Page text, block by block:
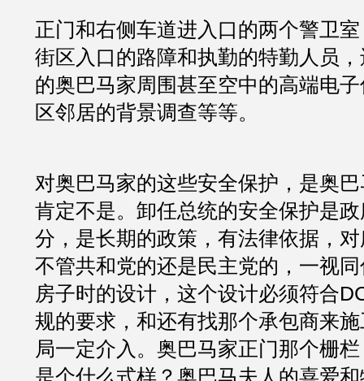
正门和右侧车道进入口的两个警卫
街区入口的路障和执勤的特勤人员
的奥巴马家周围甚至空中的高端电
区邻居的背景调查等等。
对奥巴马家的这些安全保护，是奥
肯定不是。卸任总统的安全保护是
分，是长期的政策，有法律依据，
不管共和党的还是民主党的，一视
房子时的设计，这个设计必须符合
规的要求，和还有找那个承包商来
局一定介入。奥巴马家正门那个栅
是个什么式样？奥巴马夫人的喜爱